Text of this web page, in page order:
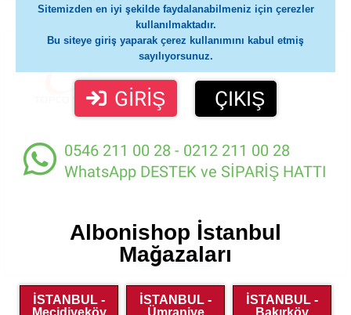
Devamını Göster
Sitemizden en iyi şekilde faydalanabilmeniz için çerezler
kullanılmaktadır.
Bu siteye giriş yaparak çerez kullanımını kabul etmiş
sayılıyorsunuz.
GİRİŞ ÇIKIŞ
0546 211 00 28 - 0212 211 00 28
WhatsApp DESTEK ve SİPARİŞ HATTI
Albonishop İstanbul
Mağazaları
İSTANBUL -
Mecidiyeköy
İSTANBUL -
Ümraniye
İSTANBUL -
Bakırköy
Albonishop.com